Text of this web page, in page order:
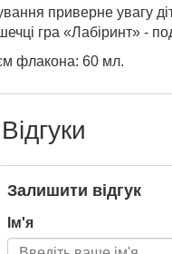
приверне увагу
гра «Лабіринт» -
флакона: 60 мл.
Відгуки
Залишити відгук
Ім'я